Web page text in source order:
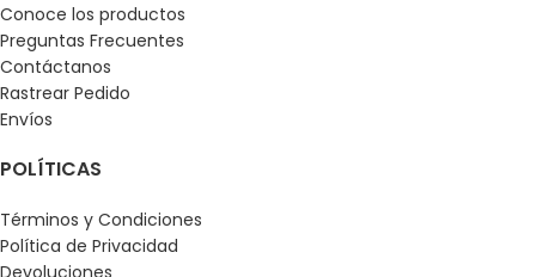
Conoce los productos
Preguntas Frecuentes
Contáctanos
Rastrear Pedido
Envíos
POLÍTICAS
Términos y Condiciones
Política de Privacidad
Devoluciones